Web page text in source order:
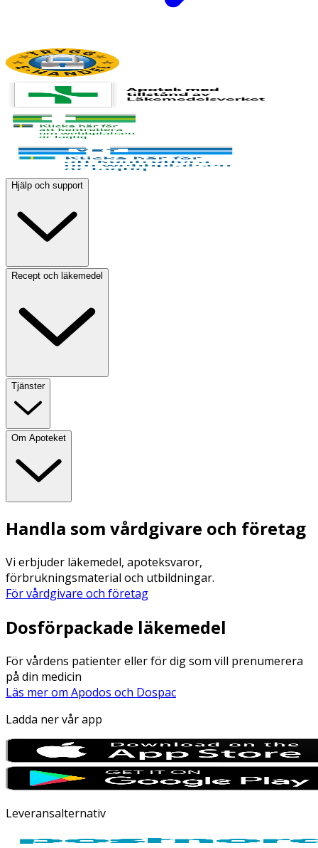
Hjälp och support
Recept och läkemedel
Tjänster
Om Apoteket
Handla som vårdgivare och företag
Vi erbjuder läkemedel, apoteksvaror,
förbrukningsmaterial och utbildningar.
För vårdgivare och företag
Dosförpackade läkemedel
För vårdens patienter eller för dig som vill prenumerera
på din medicin
Läs mer om Apodos och Dospac
Ladda ner vår app
Leveransalternativ